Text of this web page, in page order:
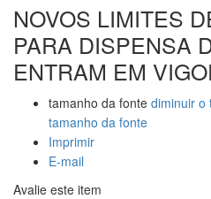
NOVOS LIMITES
PARA DISPENSA
ENTRAM EM
tamanho da fonte diminuir o
tamanho da fonte
Imprimir
E-mail
Avalie este item